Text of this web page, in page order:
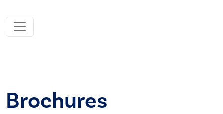
Brochures